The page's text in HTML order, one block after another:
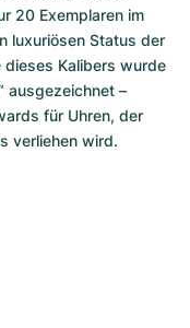
20 Exemplaren im
luxuriösen Status der
dieses Kalibers wurde
ausgezeichnet –
für Uhren, der
verliehen wird.